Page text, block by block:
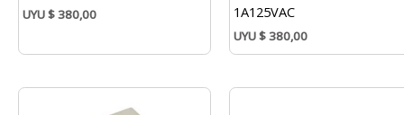
UYU$380,00
1A125VAC
UYU$380,00